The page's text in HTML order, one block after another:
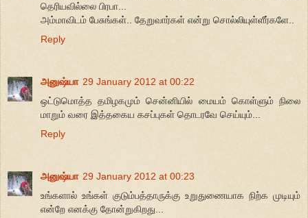
தெரியவில்லை பிரபா...
அம்மாவிடம் பேசுங்கள்.. தேறுவார்கள் என்று சொல்லியுள்ளீர்களே..
Reply
அனுஷ்யா 29 January 2012 at 00:22
ஒட்டுமொத்த தமிழகமும் சென்னியில் மையம் கொள்ளும் நிலை
மாறும் வரை இத்தகைய கசப்புகள் தொடரவே செய்யும்...
Reply
அனுஷ்யா 29 January 2012 at 00:23
உங்களால் உங்கள் குடும்பத்தாருக்கு உறுதுணையாக நிற்க முடியும்
என்றே எனக்கு தோன்றுகிறது...